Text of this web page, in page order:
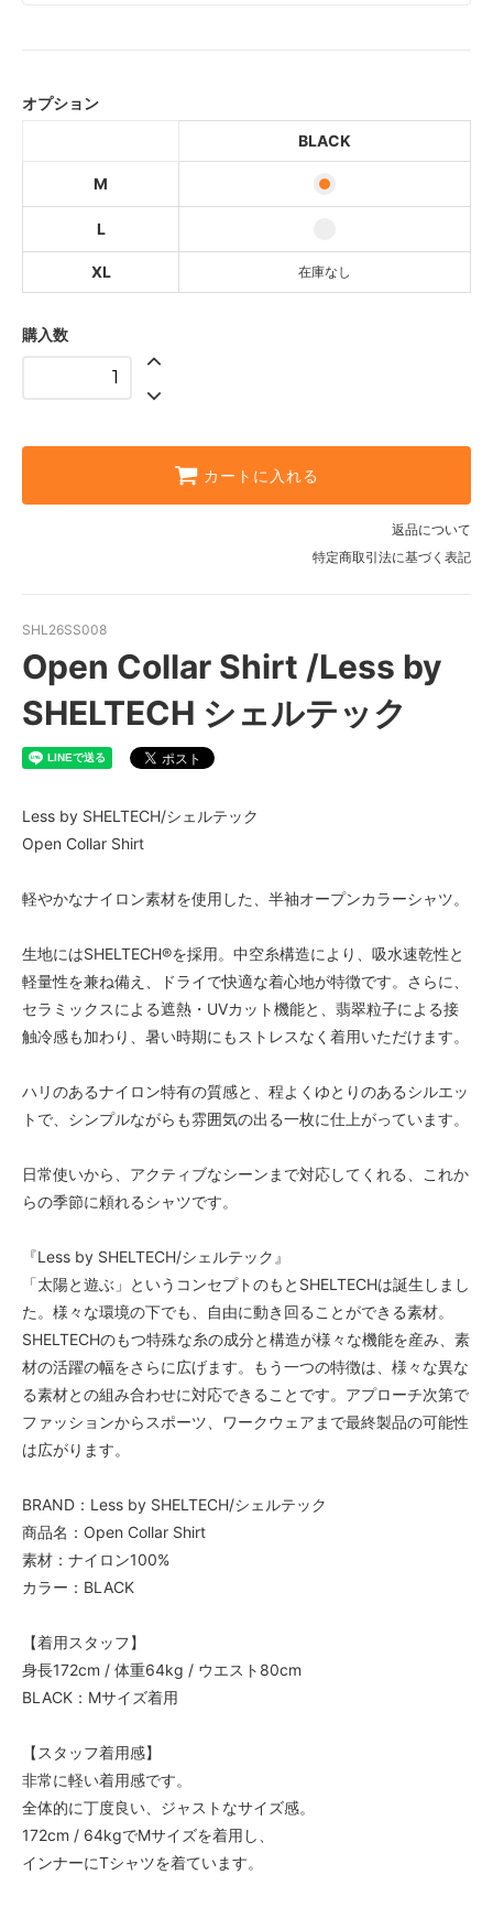
SOLD OUT
オプション
BLACK
M
L
XL 在庫なし
購入数
カートに入れる
返品について
特定商取引法に基づく表記
SHL26SS008
Open Collar Shirt /Less by
SHELTECH シェルテック
Less by SHELTECH/シェルテック
Open Collar Shirt
軽やかなナイロン素材を使用した、半袖オープンカラーシャツ。
生地にはSHELTECH®を採用。中空糸構造により、吸水速乾性と
軽量性を兼ね備え、ドライで快適な着心地が特徴です。さらに、
セラミックスによる遮熱・UVカット機能と、翡翠粒子による接
触冷感も加わり、暑い時期にもストレスなく着用いただけます。
ハリのあるナイロン特有の質感と、程よくゆとりのあるシルエッ
トで、シンプルながらも雰囲気の出る一枚に仕上がっています。
日常使いから、アクティブなシーンまで対応してくれる、これか
らの季節に頼れるシャツです。
『Less by SHELTECH/シェルテック』
「太陽と遊ぶ」というコンセプトのもとSHELTECHは誕生しまし
た。様々な環境の下でも、自由に動き回ることができる素材。
SHELTECHのもつ特殊な糸の成分と構造が様々な機能を産み、素
材の活躍の幅をさらに広げます。もう一つの特徴は、様々な異な
る素材との組み合わせに対応できることです。アプローチ次第で
ファッションからスポーツ、ワークウェアまで最終製品の可能性
は広がります。
BRAND：Less by SHELTECH/シェルテック
商品名：Open Collar Shirt
素材：ナイロン100%
カラー：BLACK
【着用スタッフ】
身長172cm / 体重64kg / ウエスト80cm
BLACK：Mサイズ着用
【スタッフ着用感】
非常に軽い着用感です。
全体的に丁度良い、ジャストなサイズ感。
172cm / 64kgでMサイズを着用し、
インナーにTシャツを着ています。